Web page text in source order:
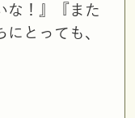
な！』『また
とっても、